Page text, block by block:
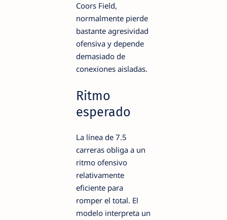
Coors Field,
normalmente pierde
bastante agresividad
ofensiva y depende
demasiado de
conexiones aisladas.
Ritmo
esperado
La línea de 7.5
carreras obliga a un
ritmo ofensivo
relativamente
eficiente para
romper el total. El
modelo interpreta un